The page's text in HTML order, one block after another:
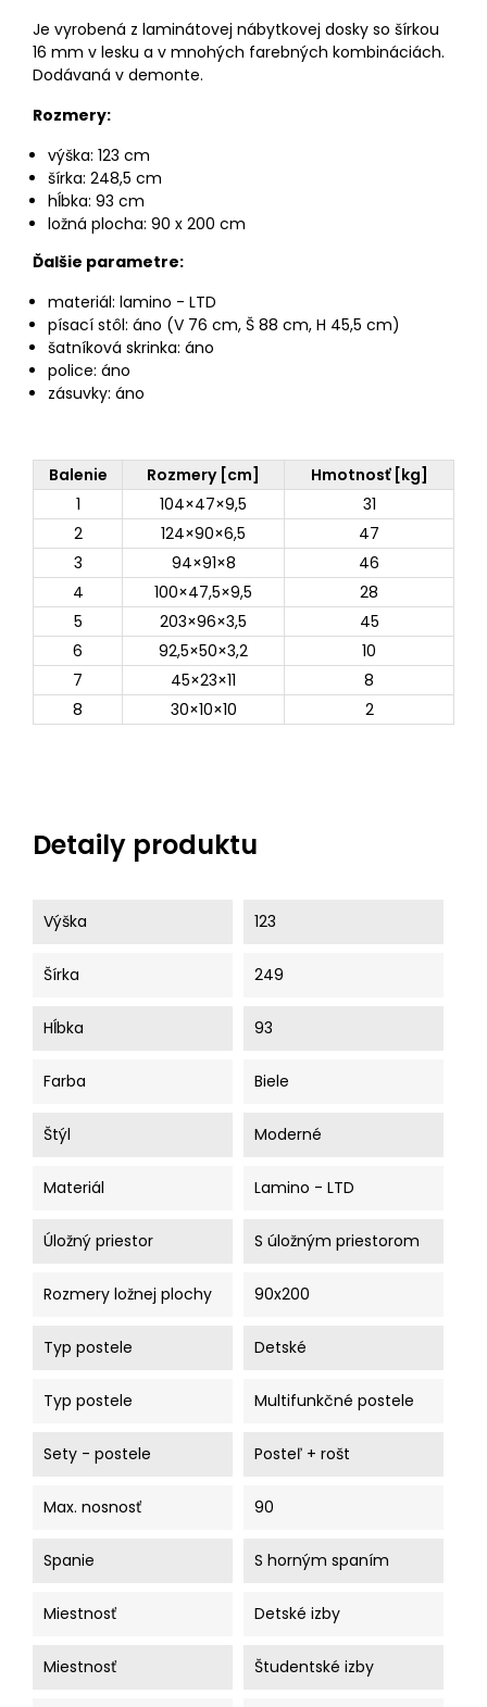
Je vyrobená z laminátovej nábytkovej dosky so šírkou
16 mm v lesku a v mnohých farebných kombináciách.
Dodávaná v demonte.
Rozmery:
výška: 123 cm
šírka: 248,5 cm
hĺbka: 93 cm
ložná plocha: 90 x 200 cm
Ďalšie parametre:
materiál: lamino - LTD
písací stôl: áno (V 76 cm, Š 88 cm, H 45,5 cm)
šatníková skrinka: áno
police: áno
zásuvky: áno
Balenie Rozmery [cm]
Hmotnosť [kg]
1
104×47×9,5
31
2
124×90×6,5
47
3
94×91×8
46
4
100×47,5×9,5
28
5
203×96×3,5
45
6
92,5×50×3,2
10
7
45×23×11
8
8
30×10×10 2
Detaily produktu
Výška 123
Šírka 249
Hĺbka 93
Farba Biele
Štýl Moderné
Materiál Lamino - LTD
Úložný priestor S úložným priestorom
Rozmery ložnej plochy 90x200
Typ postele Detské
Typ postele Multifunkčné postele
Sety - postele Posteľ + rošt
Max. nosnosť 90
Spanie S horným spaním
Miestnosť Detské izby
Miestnosť Študentské izby